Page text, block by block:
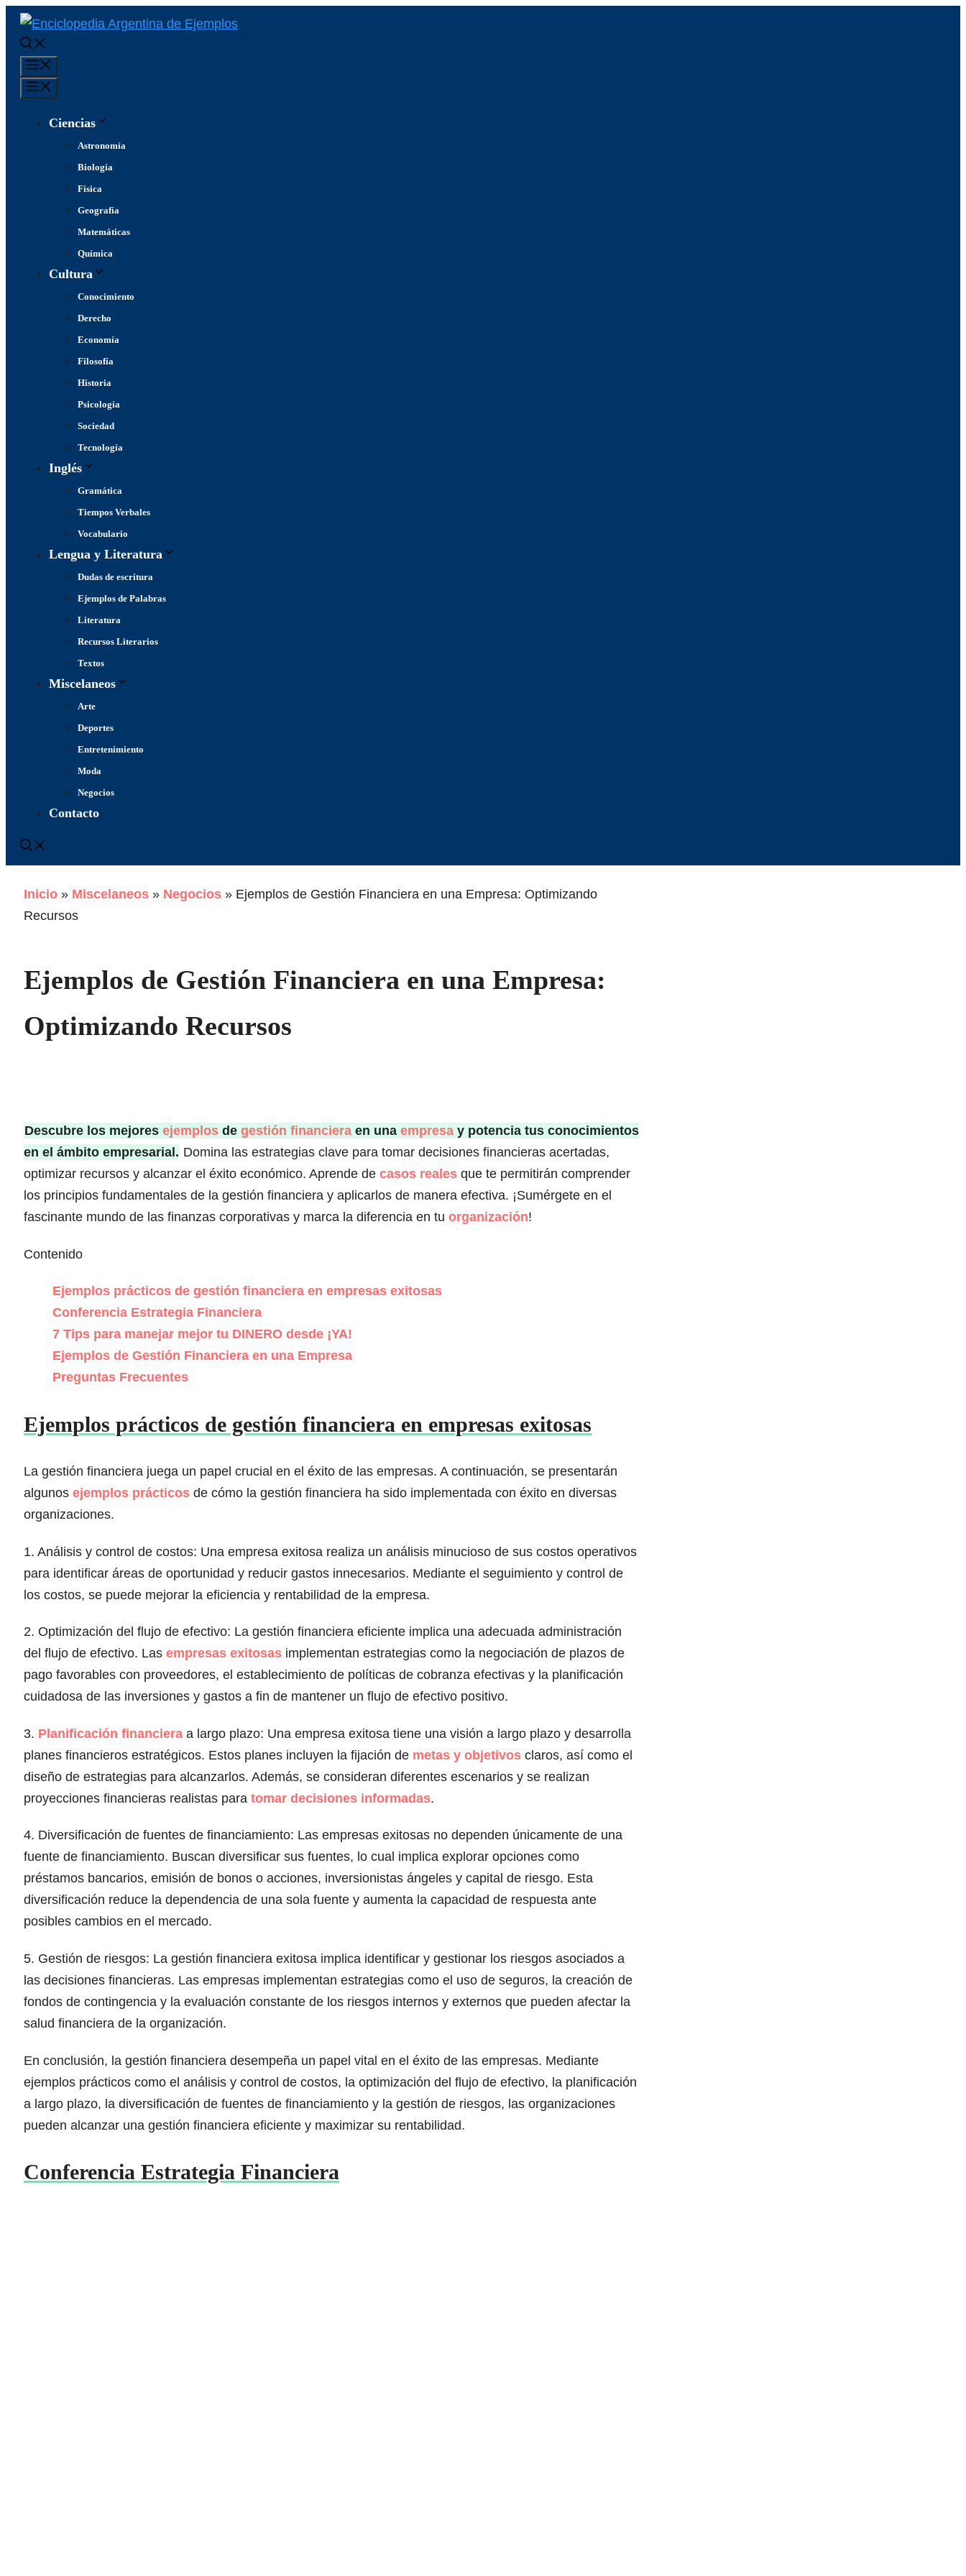
Saltar
contenido
Ciencias
Astronomía
Biología
Física
Geografía
Matemáticas
Química
Cultura
Conocimiento
Derecho
Economía
Filosofía
Historia
Psicología
Sociedad
Tecnología
Inglés
Gramática
Tiempos Verbales
Vocabulario
Lengua y Literatura
Dudas de escritura
Ejemplos de Palabras
Literatura
Recursos Literarios
Textos
Miscelaneos
Arte
Deportes
Entretenimiento
Moda
Negocios
Contacto
Inicio » Miscelaneos » Negocios » Ejemplos de Gestión Financiera en una Empresa: Optimizando
Recursos
Ejemplos de Gestión Financiera en una Empresa:
Optimizando Recursos
Descubre los mejores ejemplos de gestión financiera en una empresa y potencia tus conocimientos
en el ámbito empresarial. Domina las estrategias clave para tomar decisiones financieras acertadas,
optimizar recursos y alcanzar el éxito económico. Aprende de casos reales que te permitirán comprender
los principios fundamentales de la gestión financiera y aplicarlos de manera efectiva. ¡Sumérgete en el
fascinante mundo de las finanzas corporativas y marca la diferencia en tu organización!
Contenido
Ejemplos prácticos de gestión financiera en empresas exitosas
Conferencia Estrategia Financiera
7 Tips para manejar mejor tu DINERO desde ¡YA!
Ejemplos de Gestión Financiera en una Empresa
Preguntas Frecuentes
Ejemplos prácticos de gestión financiera en empresas exitosas
La gestión financiera juega un papel crucial en el éxito de las empresas. A continuación, se presentarán
algunos ejemplos prácticos de cómo la gestión financiera ha sido implementada con éxito en diversas
organizaciones.
1. Análisis y control de costos: Una empresa exitosa realiza un análisis minucioso de sus costos operativos
para identificar áreas de oportunidad y reducir gastos innecesarios. Mediante el seguimiento y control de
los costos, se puede mejorar la eficiencia y rentabilidad de la empresa.
2. Optimización del flujo de efectivo: La gestión financiera eficiente implica una adecuada administración
del flujo de efectivo. Las empresas exitosas implementan estrategias como la negociación de plazos de
pago favorables con proveedores, el establecimiento de políticas de cobranza efectivas y la planificación
cuidadosa de las inversiones y gastos a fin de mantener un flujo de efectivo positivo.
3. Planificación financiera a largo plazo: Una empresa exitosa tiene una visión a largo plazo y desarrolla
planes financieros estratégicos. Estos planes incluyen la fijación de metas y objetivos claros, así como el
diseño de estrategias para alcanzarlos. Además, se consideran diferentes escenarios y se realizan
proyecciones financieras realistas para tomar decisiones informadas.
4. Diversificación de fuentes de financiamiento: Las empresas exitosas no dependen únicamente de una
fuente de financiamiento. Buscan diversificar sus fuentes, lo cual implica explorar opciones como
préstamos bancarios, emisión de bonos o acciones, inversionistas ángeles y capital de riesgo. Esta
diversificación reduce la dependencia de una sola fuente y aumenta la capacidad de respuesta ante
posibles cambios en el mercado.
5. Gestión de riesgos: La gestión financiera exitosa implica identificar y gestionar los riesgos asociados a
las decisiones financieras. Las empresas implementan estrategias como el uso de seguros, la creación de
fondos de contingencia y la evaluación constante de los riesgos internos y externos que pueden afectar la
salud financiera de la organización.
En conclusión, la gestión financiera desempeña un papel vital en el éxito de las empresas. Mediante
ejemplos prácticos como el análisis y control de costos, la optimización del flujo de efectivo, la planificación
a largo plazo, la diversificación de fuentes de financiamiento y la gestión de riesgos, las organizaciones
pueden alcanzar una gestión financiera eficiente y maximizar su rentabilidad.
Conferencia Estrategia Financiera